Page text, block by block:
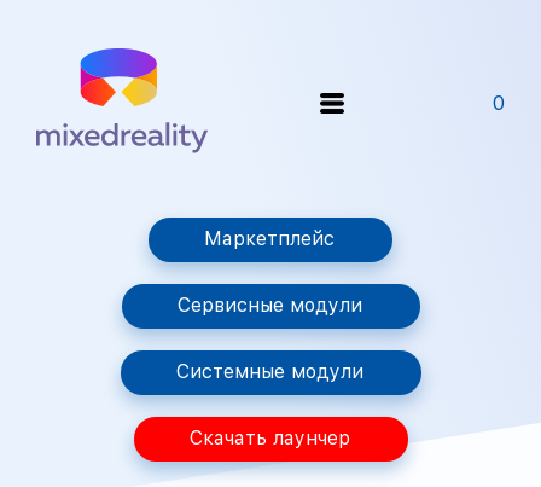
0
Маркетплейс
Сервисные модули
Системные модули
Скачать лаунчер